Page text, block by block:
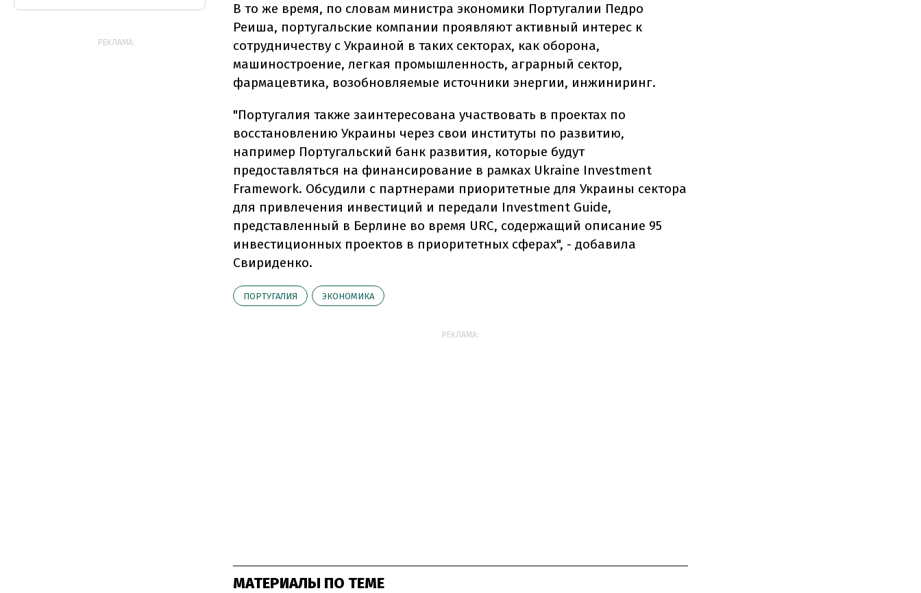
В то же время, по словам министра экономики Португалии Педро
Реиша, португальские компании проявляют активный интерес к
сотрудничеству с Украиной в таких секторах, как оборона,
машиностроение, легкая промышленность, аграрный сектор,
фармацевтика, возобновляемые источники энергии, инжиниринг.
"Португалия также заинтересована участвовать в проектах по
восстановлению Украины через свои институты по развитию,
например Португальский банк развития, которые будут
предоставляться на финансирование в рамках Ukraine Investment
Framework. Обсудили с партнерами приоритетные для Украины сектора
для привлечения инвестиций и передали Investment Guide,
представленный в Берлине во время URC, содержащий описание 95
инвестиционных проектов в приоритетных сферах", - добавила
Свириденко.
ПОРТУГАЛИЯ ЭКОНОМИКА
РЕКЛАМА:
МАТЕРИАЛЫ ПО ТЕМЕ
РЕКЛАМА: